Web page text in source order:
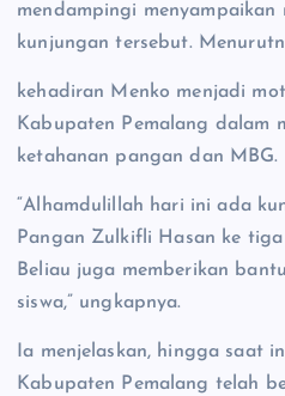
mendampingi menyampaikan
kunjungan tersebut.
kehadiran Menko menjadi
Kabupaten Pemalang dalam
ketahanan pangan dan MBG.
“Alhamdulillah hari ini ada
Pangan Zulkifli Hasan ke tiga
Beliau juga memberikan
siswa,” ungkapnya.
Ia menjelaskan, hingga saat
Kabupaten Pemalang telah